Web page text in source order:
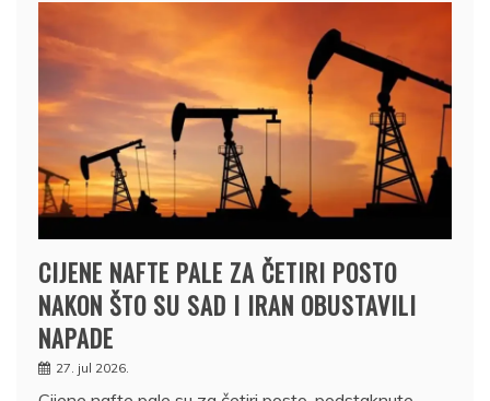
CIJENE NAFTE PALE ZA ČETIRI POSTO
NAKON ŠTO SU SAD I IRAN OBUSTAVILI
NAPADE
27. jul 2026.